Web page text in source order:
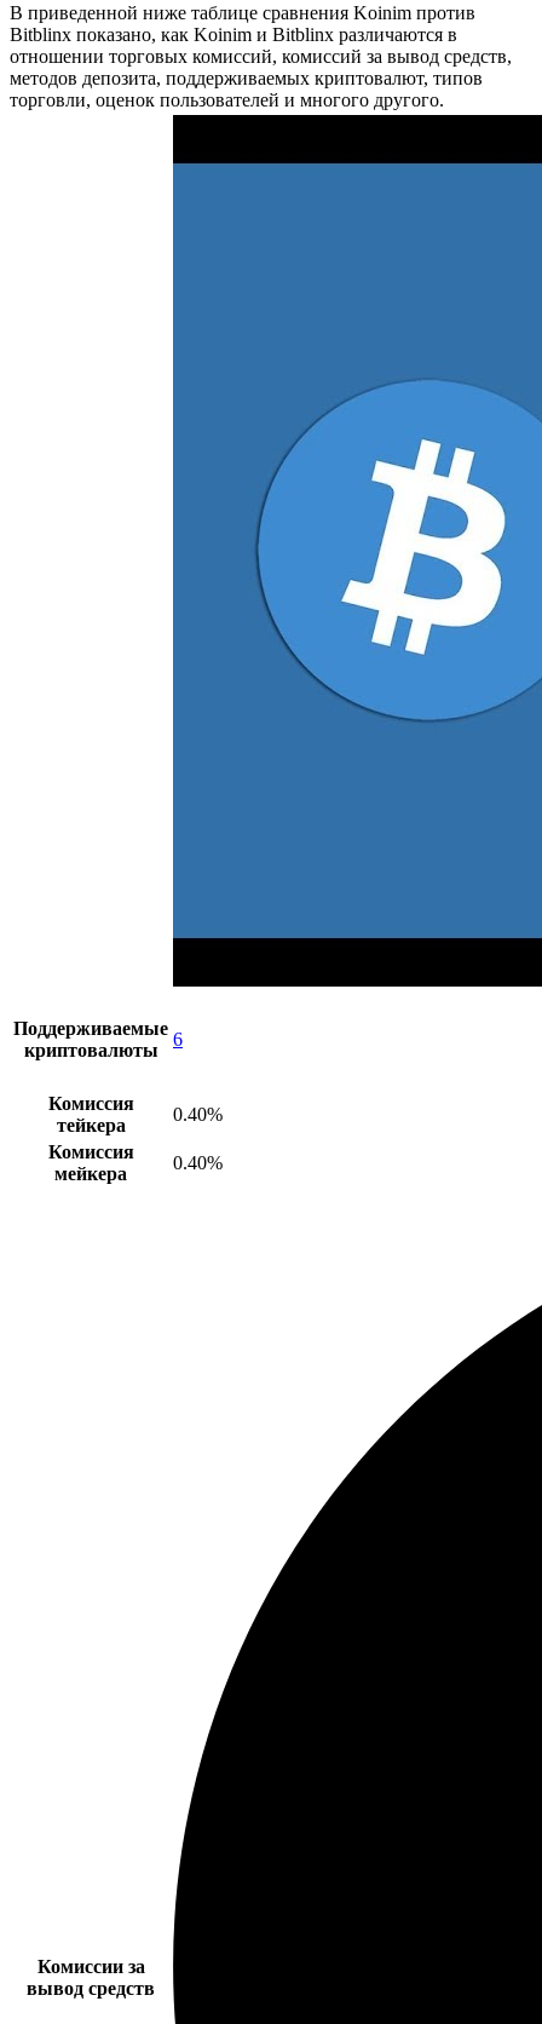
В приведенной ниже таблице сравнения Koinim против
Bitblinx показано, как Koinim и Bitblinx различаются в
отношении торговых комиссий, комиссий за вывод средств,
методов депозита, поддерживаемых криптовалют, типов
торговли, оценок пользователей и многого другого.
Поддерживаемые
криптовалюты
6
Комиссия
тейкера
0.40%
Комиссия
мейкера
0.40%
Комиссии за
вывод средств